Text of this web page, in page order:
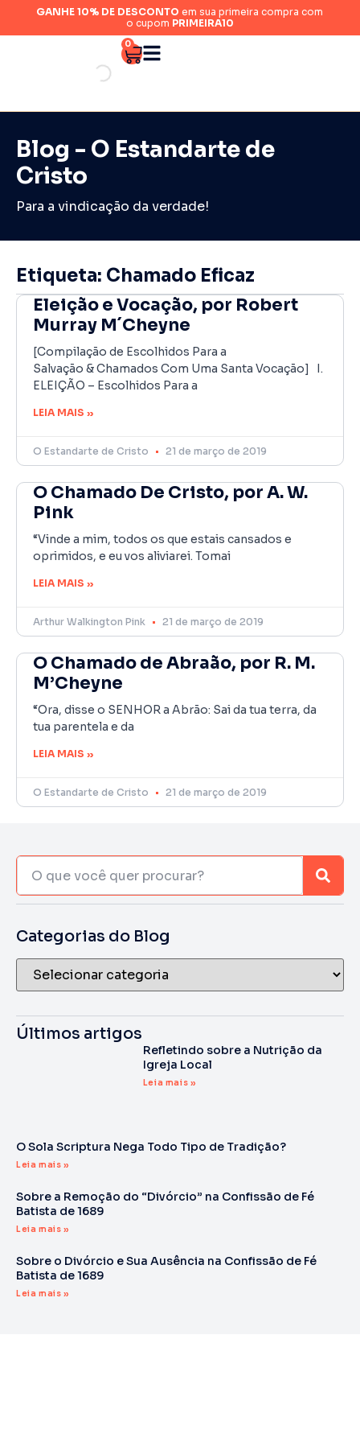
GANHE 10% DE DESCONTO em sua primeira compra com
o cupom PRIMEIRA10
0
Blog - O Estandarte de
Cristo
Para a vindicação da verdade!
Etiqueta: Chamado Eficaz
Eleição e Vocação, por Robert
Murray M´Cheyne
[Compilação de Escolhidos Para a
Salvação & Chamados Com Uma Santa Vocação] I.
ELEIÇÃO – Escolhidos Para a
LEIA MAIS »
O Estandarte de Cristo 21 de março de 2019
O Chamado De Cristo, por A. W.
Pink
“Vinde a mim, todos os que estais cansados e
oprimidos, e eu vos aliviarei. Tomai
LEIA MAIS »
Arthur Walkington Pink 21 de março de 2019
O Chamado de Abraão, por R. M.
M’Cheyne
“Ora, disse o SENHOR a Abrão: Sai da tua terra, da
tua parentela e da
LEIA MAIS »
O Estandarte de Cristo 21 de março de 2019
Categorias do Blog
Últimos artigos
Refletindo sobre a Nutrição da
Igreja Local
Leia mais »
O Sola Scriptura Nega Todo Tipo de Tradição?
Leia mais »
Sobre a Remoção do “Divórcio” na Confissão de Fé
Batista de 1689
Leia mais »
Sobre o Divórcio e Sua Ausência na Confissão de Fé
Batista de 1689
Leia mais »